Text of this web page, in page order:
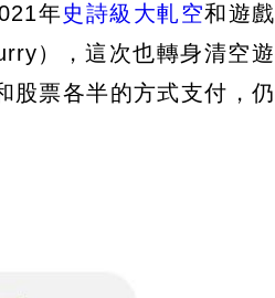
年史詩級大軋空和遊戲
），這次也轉身清空遊
股票各半的方式支付，仍